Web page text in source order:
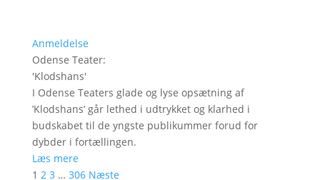
Anmeldelse
Odense Teater:
'Klodshans'
I Odense Teaters glade og lyse opsætning af
’Klodshans’ går lethed i udtrykket og klarhed i
budskabet til de yngste publikummer forud for
dybder i fortællingen.
Læs mere
1 2 3 … 306 Næste